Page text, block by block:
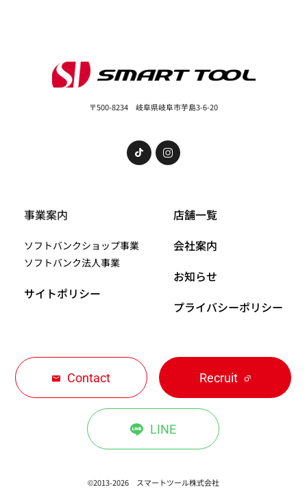
〒500-8234 岐阜県岐阜市芋島3-6-20
事業案内
ソフトバンクショップ事業
ソフトバンク法人事業
サイトポリシー
店舗一覧
会社案内
お知らせ
プライバシーポリシー
LINE
Contact Recruit
©2013-2026 スマートツール株式会社